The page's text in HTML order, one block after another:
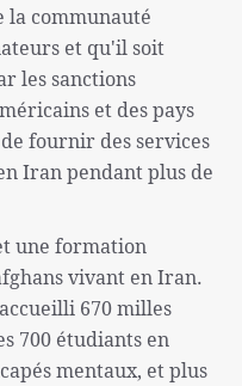
la communauté
et qu'il soit
les sanctions
et des pays
fournir des services
Iran pendant plus de
une formation
vivant en Iran.
670 milles
700 étudiants en
mentaux, et plus